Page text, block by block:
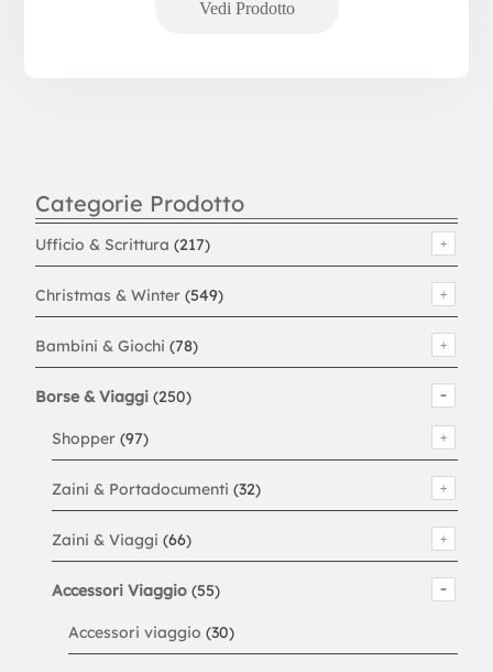
Categorie Prodotto
Ufficio & Scrittura (217)
Christmas & Winter (549)
Bambini & Giochi (78)
Borse & Viaggi (250)
Shopper (97)
Zaini & Portadocumenti (32)
Zaini & Viaggi (66)
Accessori Viaggio (55)
Accessori viaggio (30)